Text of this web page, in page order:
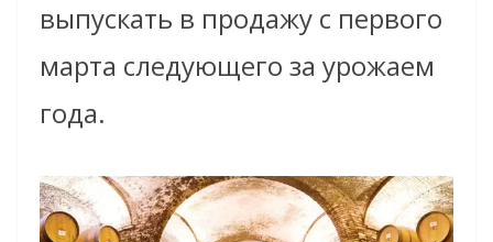
выпускать в продажу с первого
марта следующего за урожаем
года.